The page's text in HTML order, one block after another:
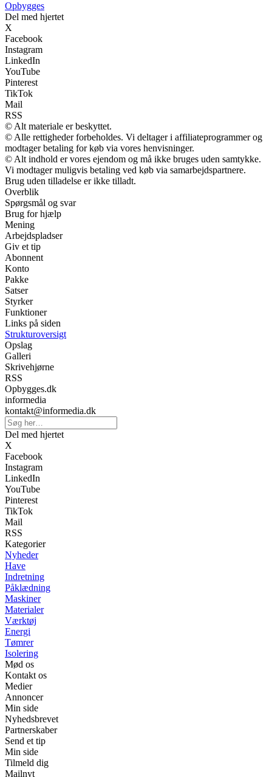
Opbygges
Del med hjertet
X
Facebook
Instagram
LinkedIn
YouTube
Pinterest
TikTok
Mail
RSS
© Alt materiale er beskyttet.
© Alle rettigheder forbeholdes. Vi deltager i affiliateprogrammer og
modtager betaling for køb via vores henvisninger.
© Alt indhold er vores ejendom og må ikke bruges uden samtykke.
Vi modtager muligvis betaling ved køb via samarbejdspartnere.
Brug uden tilladelse er ikke tilladt.
Overblik
Spørgsmål og svar
Brug for hjælp
Mening
Arbejdspladser
Giv et tip
Abonnent
Konto
Pakke
Satser
Styrker
Funktioner
Links på siden
Strukturoversigt
Opslag
Galleri
Skrivehjørne
RSS
Opbygges.dk
informedia
kontakt@informedia.dk
Del med hjertet
X
Facebook
Instagram
LinkedIn
YouTube
Pinterest
TikTok
Mail
RSS
Kategorier
Nyheder
Have
Indretning
Påklædning
Maskiner
Materialer
Værktøj
Energi
Tømrer
Isolering
Mød os
Kontakt os
Medier
Annoncer
Min side
Nyhedsbrevet
Partnerskaber
Send et tip
Min side
Tilmeld dig
Mailnyt